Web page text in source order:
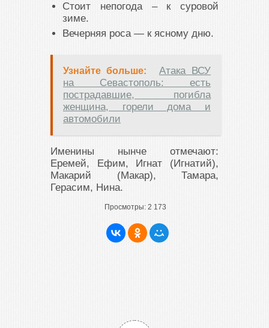
Стоит непогода – к суровой
зиме.
Вечерняя роса — к ясному дню.
Узнайте больше:
Атака ВСУ
на Севастополь: есть
пострадавшие, погибла
женщина, горели дома и
автомобили
Именины нынче отмечают:
Еремей, Ефим, Игнат (Игнатий),
Макарий (Макар), Тамара,
Герасим, Нина.
Просмотры: 2 173